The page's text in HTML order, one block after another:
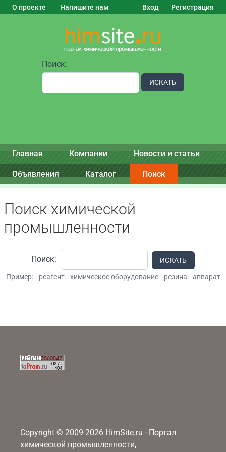
О проекте Напишите нам Вход Регистрация
Поиск:
ИСКАТЬ
Главная Компании Новости и статьи
Объявления Каталог Поиск
Поиск химической
промышленности
Поиск: ИСКАТЬ
Пример: реагент химическое оборудование резина аппарат
Copyright © 2009-2026 HimSite.ru - Портал
химической промышленности,